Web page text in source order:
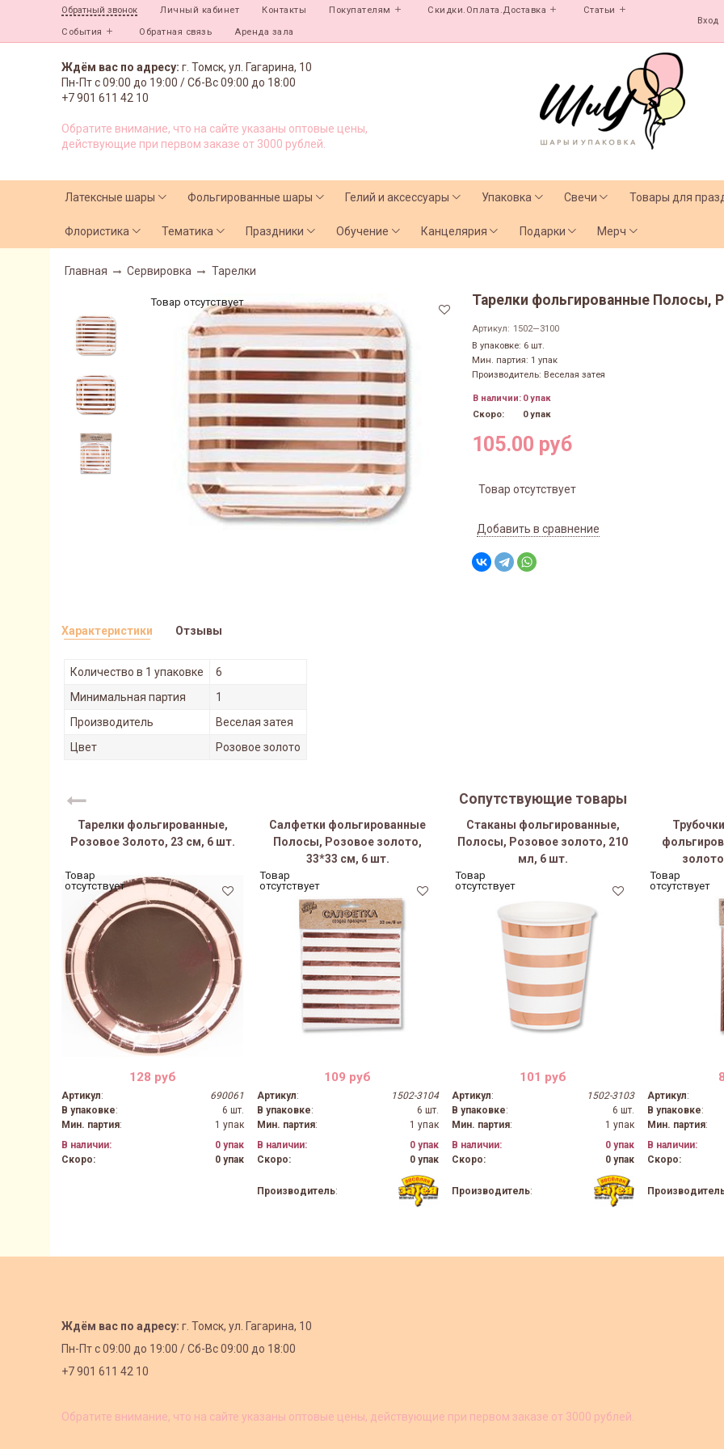
Обратный звонок Личный кабинет Контакты Покупателям Скидки.Оплата.Доставка Статьи
События Обратная связь Аренда зала
Вход
Ждём вас по адресу: г. Томск, ул. Гагарина, 10
Пн-Пт с09:00 до 19:00 /Сб-Вс 09:00 до 18:00
+7 901 611 42 10
Обратите внимание, что на сайте указаны оптовые цены,
действующие при первом заказе от 3000 рублей.
Латексные шары Фольгированные шары Гелий и аксессуары Упаковка Свечи Товары для
Флористика Тематика Праздники Обучение Канцелярия Подарки Мерч
Главная Сервировка Тарелки
Товар отсутствует Тарелки фольгированные Полосы,
Артикул: 1502—3100
В упаковке: 6 шт.
Мин. партия: 1 упак
Производитель: Веселая затея
В наличии: 0 упак
Скоро:
0 упак
105.00 руб
Товар отсутствует
Добавить в сравнение
Характеристики
Количество в 1 упаковке
6
Минимальная партия
1
Производитель
Веселая затея
Цвет
Розовое золото
Отзывы
Сопутствующие товары
Тарелки фольгированные,
Розовое Золото, 23 см, 6 шт.
Товар
отсутствует
128 руб
Артикул:
690061
В упаковке:
6 шт.
Мин. партия:
1 упак
В наличии:
0 упак
Скоро:
0 упак
Салфетки фольгированные
Полосы, Розовое золото,
33*33 см, 6 шт.
Товар
отсутствует
109 руб
Артикул:
1502-3104
В упаковке:
6 шт.
Мин. партия:
1 упак
В наличии:
0 упак
Скоро:
0 упак
Производитель:
Стаканы фольгированные,
Полосы, Розовое золото, 210
мл, 6 шт.
Товар
отсутствует
101 руб
Артикул:
1502-3103
В упаковке:
6 шт.
Мин. партия:
1 упак
В наличии:
0 упак
Скоро:
0 упак
Производитель:
Товар
отсутствует
Артикул:
В упаковке:
Мин. партия:
В наличии:
Скоро:
Ждём вас по адресу: г. Томск, ул. Гагарина, 10
Пн-Пт с09:00 до 19:00 /Сб-Вс 09:00 до 18:00
+7 901 611 42 10
Обратите внимание, что на сайте указаны оптовые цены, действующие при первом заказе от 3000 рублей.